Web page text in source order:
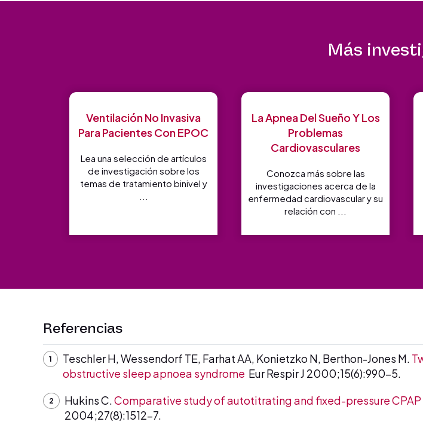
Más
Ventilación No Invasiva
Para Pacientes Con EPOC
Lea una selección de artículos
de investigación sobre los
temas de tratamiento binivel y
La Apnea Del Sueño Y Los
Problemas
Cardiovasculares
Conozca más sobre las
investigaciones acerca de la
enfermedad cardiovascular y su
relación con ...
Referencias
Teschler H, Wessendorf TE, Farhat AA, Konietzko N, Berthon-Jones M.
obstructive sleep apnoea syndrome Eur Respir J 2000;15(6):990-5.
Hukins C. Comparative study of autotitrating and fixed-pressure
2004;27(8):1512-7.